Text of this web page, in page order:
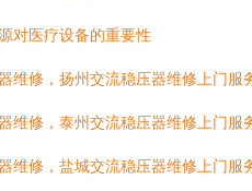
对医疗设备的重要性
维修，扬州交流稳压器维修上门服
维修，泰州交流稳压器维修上门服
维修，盐城交流稳压器维修上门服